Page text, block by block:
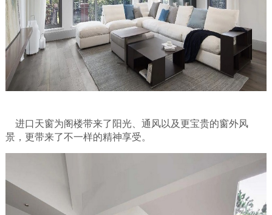
进口天窗为阁楼带来了阳光、通风以及更宝贵的窗外风
景，更带来了不一样的精神享受。